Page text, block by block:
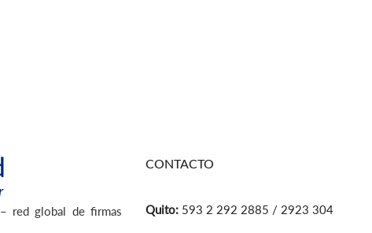
– red global de firmas
CONTACTO
Quito: 593 2 292 2885 / 2923 304